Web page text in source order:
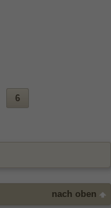
6
nach oben